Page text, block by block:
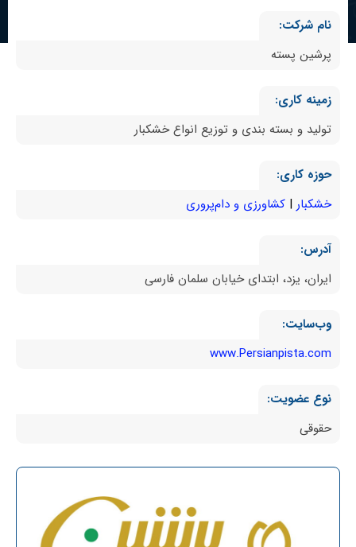
نام شرکت:
پرشین پسته
زمینه کاری:
تولید و بسته بندی و توزیع انواع خشکبار
حوزه کاری:
خشکبار کشاورزی و دام‌پروری
آدرس:
ایران، یزد، ابتدای خیابان سلمان فارسی
وب‌سایت:
www.Persianpista.com
نوع عضویت:
حقوقی